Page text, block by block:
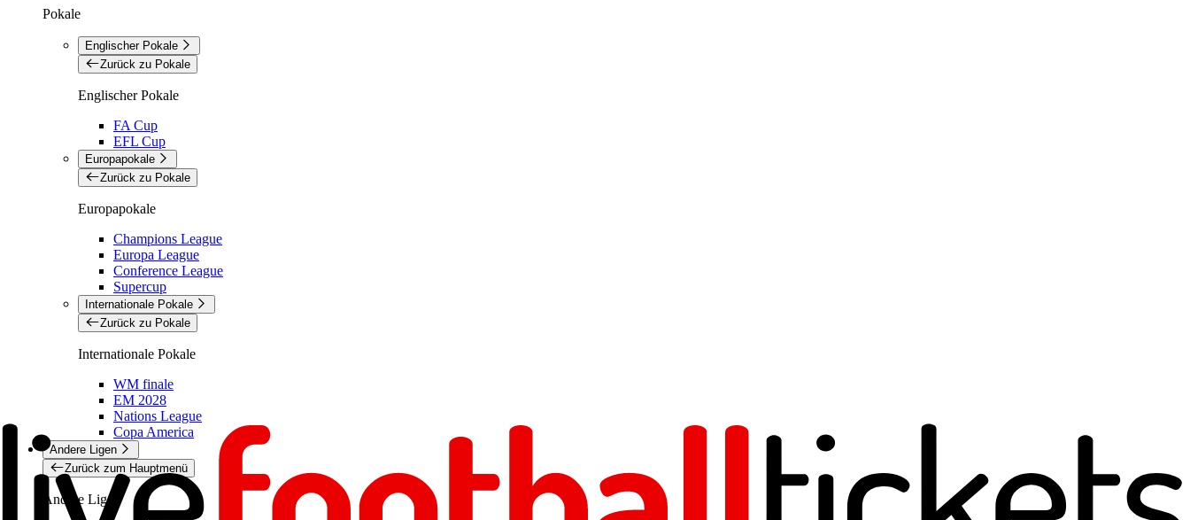
Pokale
Englischer Pokale
Zurück zu Pokale
Englischer Pokale
FA Cup
EFL Cup
Europapokale
Zurück zu Pokale
Europapokale
Champions League
Europa League
Conference League
Supercup
Internationale Pokale
Zurück zu Pokale
Internationale Pokale
WM finale
EM 2028
Nations League
Copa America
Andere Ligen
Zurück zum Hauptmenü
Andere Ligen